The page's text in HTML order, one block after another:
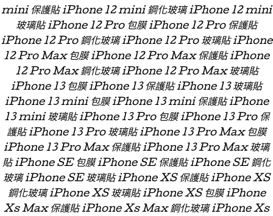
mini 保護貼 iPhone 12 mini 鋼化玻璃 iPhone 12 mini
玻璃貼 iPhone 12 Pro 包膜 iPhone 12 Pro 保護貼
iPhone 12 Pro 鋼化玻璃 iPhone 12 Pro 玻璃貼 iPhone
12 Pro Max 包膜 iPhone 12 Pro Max 保護貼 iPhone
12 Pro Max 鋼化玻璃 iPhone 12 Pro Max 玻璃貼
iPhone 13 包膜 iPhone 13 保護貼 iPhone 13 玻璃貼
iPhone 13 mini 包膜 iPhone 13 mini 保護貼 iPhone
13 mini 玻璃貼 iPhone 13 Pro 包膜 iPhone 13 Pro 保
護貼 iPhone 13 Pro 玻璃貼 iPhone 13 Pro Max 包膜
iPhone 13 Pro Max 保護貼 iPhone 13 Pro Max 玻璃
貼 iPhone SE 包膜 iPhone SE 保護貼 iPhone SE 鋼化
玻璃 iPhone SE 玻璃貼 iPhone XS 保護貼 iPhone XS
鋼化玻璃 iPhone XS 玻璃貼 iPhone XS 包膜 iPhone
Xs Max 保護貼 iPhone Xs Max 鋼化玻璃 iPhone Xs